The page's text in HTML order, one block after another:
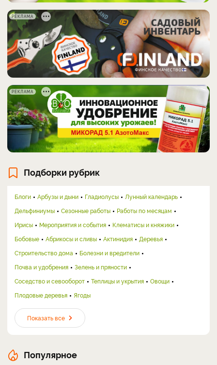
РЕКЛАМА
РЕКЛАМА
Подборки рубрик
Блоги Арбузы и дыни Гладиолусы
Лунный календарь
Дельфиниумы
Сезонные работы
Работы по месяцам
Ирисы
Мероприятия и события
Клематисы и княжики
Бобовые
Абрикосы и сливы Актинидия
Деревья
Строительство дома
Болезни и вредители
Почва и удобрения
Зелень и пряности
Соседство и севооборот
Теплицы и укрытия
Овощи
Плодовые деревья
Ягоды
Показать все
Популярное